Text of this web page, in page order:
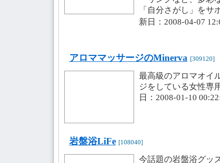
「自分さがし」をサ
新日：2008-04-07
アロママッサージのMinerva [309120]
最高級のアロマオイ
ジをしている女性専
日：2008-01-10
岩盤浴LiFe [108040]
今話題の岩盤浴グッ